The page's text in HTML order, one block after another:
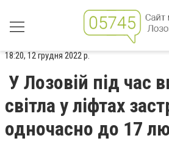
18:20, 12 грудня 2022 р.
У Лозовій під час
світла у ліфтах
одночасно до 17